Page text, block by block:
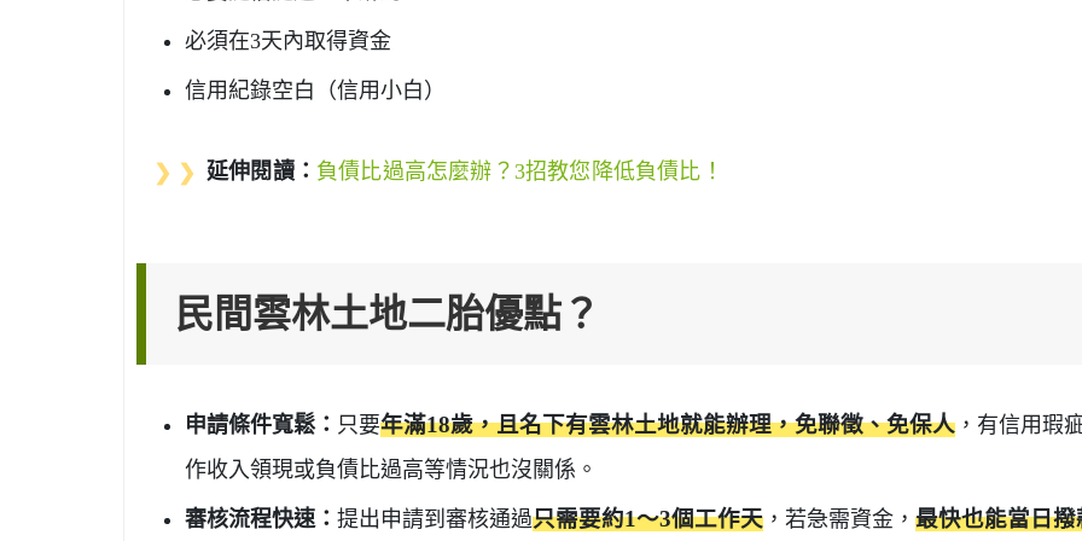
必須在3天內取得資金
信用紀錄空白（信用小白）
❯ ❯ 延伸閱讀： 負債比過高怎麼辦？3招教您降低負債比！
民間雲林土地二胎優點？
申請條件寬鬆： 只要年滿18歲，且名下有雲林土地就能辦理，免聯徵、免保人 ，有信用瑕
作收入領現或負債比過高等情況也沒關係。
審核流程快速： 提出申請到審核通過只需要約1～3個工作天 ，若急需資金， 最快也能當日撥